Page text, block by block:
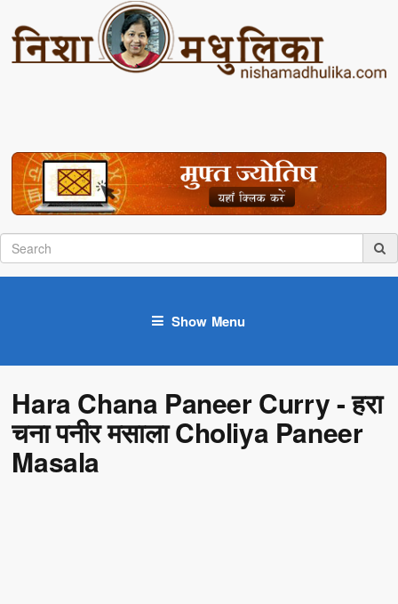
Show Menu
Hara Chana Paneer Curry - हरा
चना पनीर मसाला Choliya Paneer
Masala